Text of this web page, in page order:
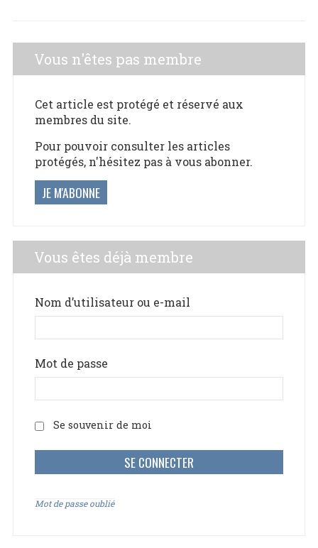
Vous n'êtes pas membre
Cet article est protégé et réservé aux
membres du site.
Pour pouvoir consulter les articles
protégés, n'hésitez pas à vous abonner.
JE M'ABONNE
Vous êtes déjà membre
Nom d’utilisateur ou e-mail
Mot de passe
Se souvenir de moi
Mot de passe oublié